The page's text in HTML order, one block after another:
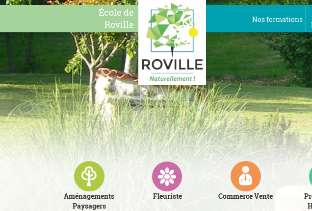
École de
Roville
Nos formations
Aménagements
Paysagers
Fleuriste Commerce Vente